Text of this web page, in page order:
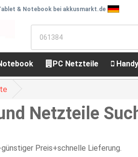
& Notebook bei akkusmarkt.de
PC Netzteile
Netzteile
Preis+schnelle Lieferung.